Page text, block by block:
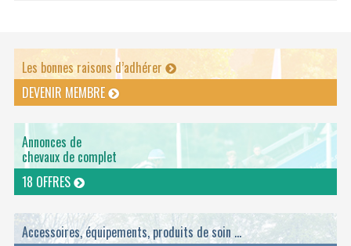
Les bonnes raisons d’adhérer
DEVENIR MEMBRE
Annonces de
chevaux de complet
18 OFFRES
Accessoires, équipements, produits de soin ...